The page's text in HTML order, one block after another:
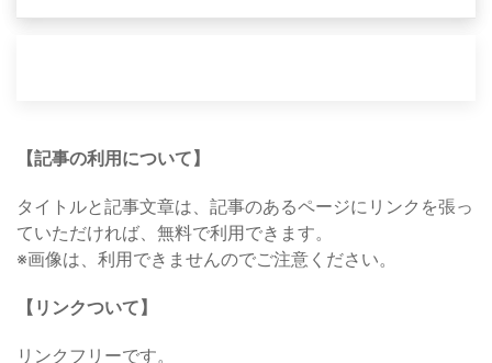
【記事の利用について】
タイトルと記事文章は、記事のあるページにリンクを張っ
ていただければ、無料で利用できます。
※画像は、利用できませんのでご注意ください。
【リンクついて】
リンクフリーです。